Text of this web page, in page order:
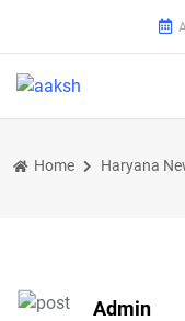
Home Haryana
Admin